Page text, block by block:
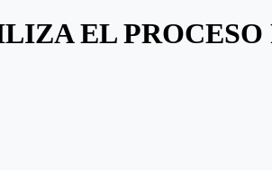
EL PROCESO